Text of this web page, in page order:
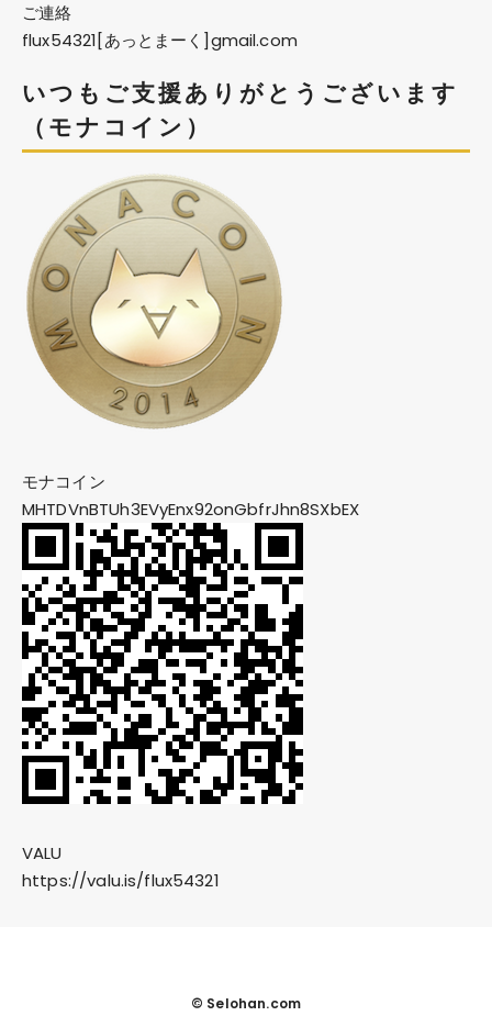
ご連絡
flux54321[あっとまーく]gmail.com
いつもご支援ありがとうございます
（モナコイン）
モナコイン
MHTDVnBTUh3EVyEnx92onGbfrJhn8SXbEX
VALU
https://valu.is/flux54321
© Selohan.com